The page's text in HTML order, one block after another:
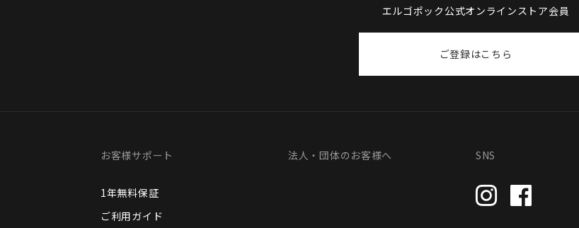
エルゴポック公式オンラインストア会員
ご登録はこちら
お客様サポート
1年無料保証
ご利用ガイド
法人・団体のお客様へ SNS